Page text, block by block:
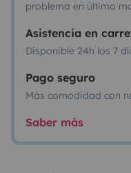
problema en último
Asistencia en
Disponible 24h los 7
Pago seguro
Más comodidad con
Saber más